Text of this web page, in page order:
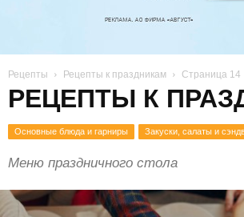
Рецепты Рецепты к праздникам Страница 14
РЕЦЕПТЫ К
Основные блюда и гарниры Закуски, салаты и
Меню праздничного стола